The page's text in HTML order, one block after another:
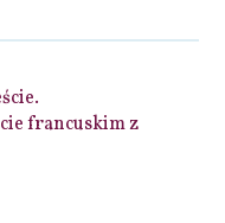
francuskim z